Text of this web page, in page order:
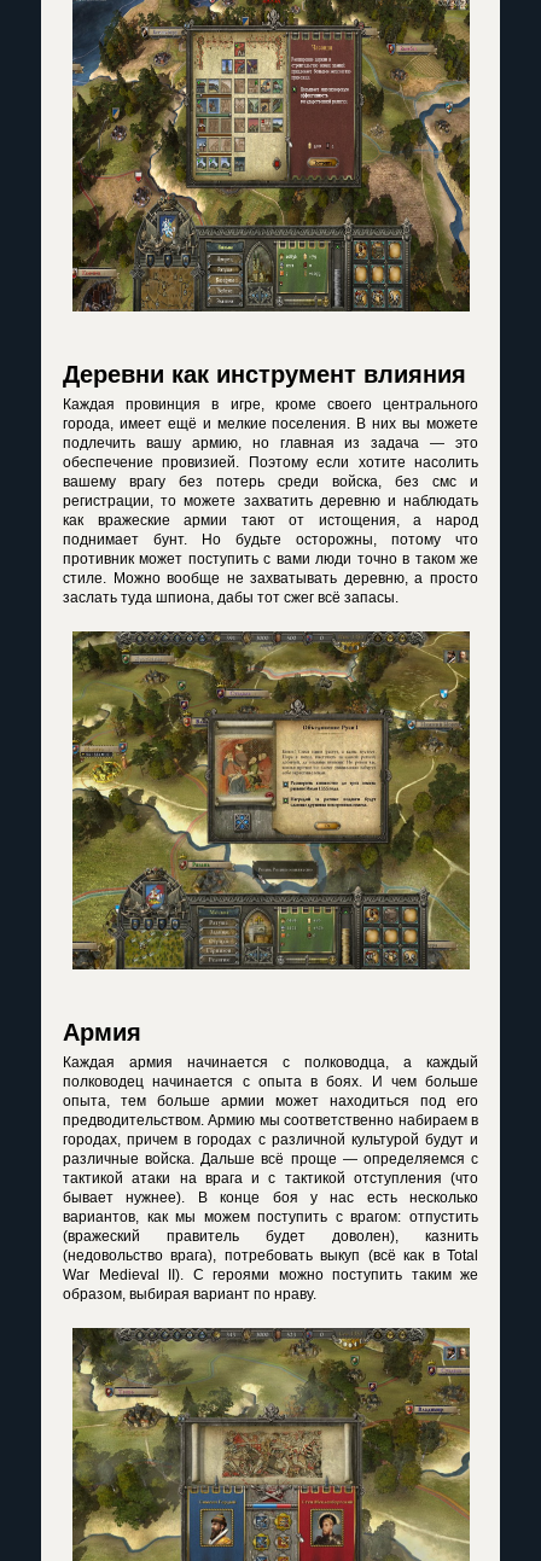
Деревни как инструмент влияния
Каждая провинция в игре, кроме своего центрального
города, имеет ещё и мелкие поселения. В них вы можете
подлечить вашу армию, но главная из задача — это
обеспечение провизией. Поэтому если хотите насолить
вашему врагу без потерь среди войска, без смс и
регистрации, то можете захватить деревню и наблюдать
как вражеские армии тают от истощения, а народ
поднимает бунт. Но будьте осторожны, потому что
противник может поступить с вами люди точно в таком же
стиле. Можно вообще не захватывать деревню, а просто
заслать туда шпиона, дабы тот сжег всё запасы.
Армия
Каждая армия начинается с полководца, а каждый
полководец начинается с опыта в боях. И чем больше
опыта, тем больше армии может находиться под его
предводительством. Армию мы соответственно набираем в
городах, причем в городах с различной культурой будут и
различные войска. Дальше всё проще — определяемся с
тактикой атаки на врага и с тактикой отступления (что
бывает нужнее). В конце боя у нас есть несколько
вариантов, как мы можем поступить с врагом: отпустить
(вражеский правитель будет доволен), казнить
(недовольство врага), потребовать выкуп (всё как в Total
War Medieval II). С героями можно поступить таким же
образом, выбирая вариант по нраву.